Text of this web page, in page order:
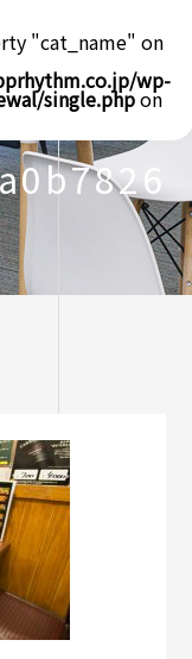
"cat_name" on
wp-
single.phpon